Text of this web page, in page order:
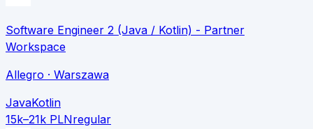
Software Engineer 2 (Java / Kotlin) - Partner
Workspace
Allegro · Warszawa
JavaKotlin
15k–21k PLNregular